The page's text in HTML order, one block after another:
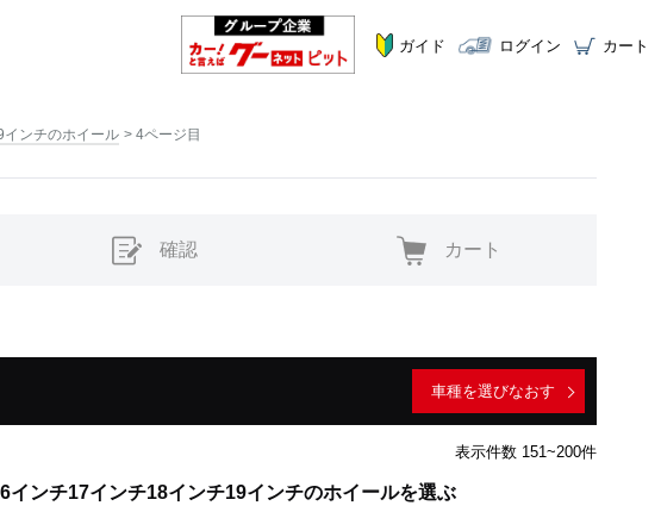
ガイド ログイン カート
ンチのホイール 4ページ目
確認 カート
車種を選びなおす
表示件数 151~200件
インチ17インチ18インチ19インチのホイールを選ぶ